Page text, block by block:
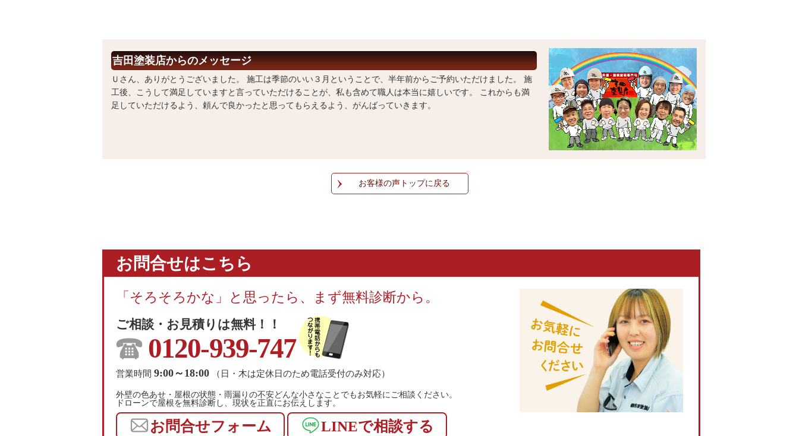
吉田塗装店からのメッセージ
Ｕさん、ありがとうございました。 施工は季節のいい３月ということで、半年前からご予約いただけました。 施
工後、こうして満足していますと言っていただけることが、私も含めて職人は本当に嬉しいです。 これからも満
足していただけるよう、頼んで良かったと思ってもらえるよう、がんばっていきます。
お客様の声トップに戻る
お問合せはこちら
「そろそろかな」と思ったら、まず無料診断から。
ご相談・お見積りは無料！！
0120-939-747
営業時間 9:00～18:00 （日・木は定休日のため電話受付のみ対応）
外壁の色あせ・屋根の状態・雨漏りの不安どんな小さなことでもお気軽にご相談ください。
ドローンで屋根を無料診断し、現状を正直にお伝えします。
お問合せフォーム LINEで相談する